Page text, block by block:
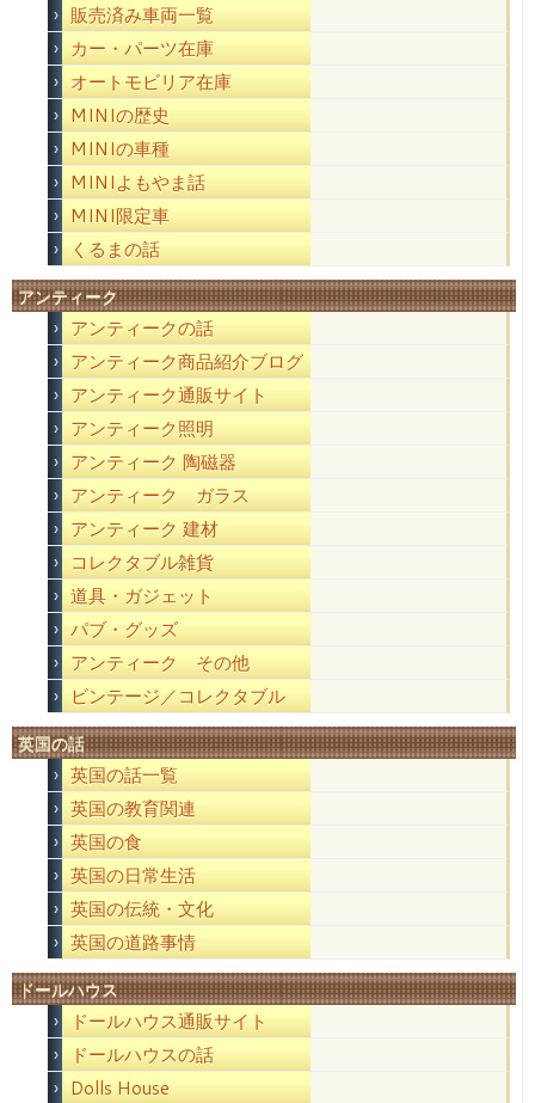
販売済み車両一覧
カー・パーツ在庫
オートモビリア在庫
MINIの歴史
MINIの車種
MINIよもやま話
MINI限定車
くるまの話
アンティーク
アンティークの話
アンティーク商品紹介ブログ
アンティーク通販サイト
アンティーク照明
アンティーク 陶磁器
アンティーク ガラス
アンティーク 建材
コレクタブル雑貨
道具・ガジェット
パブ・グッズ
アンティーク その他
ビンテージ／コレクタブル
英国の話
英国の話一覧
英国の教育関連
英国の食
英国の日常生活
英国の伝統・文化
英国の道路事情
ドールハウス
ドールハウス通販サイト
ドールハウスの話
Dolls House